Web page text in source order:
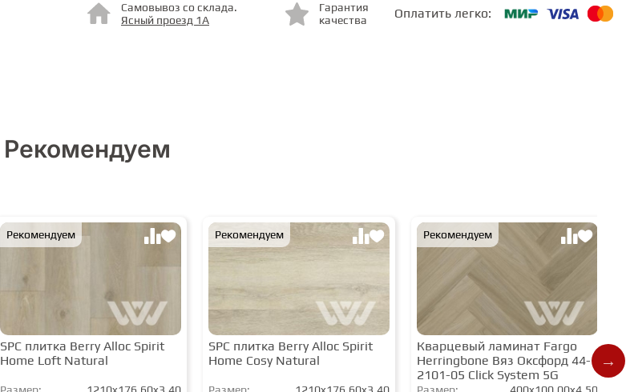
Самовывоз со склада.
Ясный проезд 1А
Гарантия
качества
Оплатить легко:
Рекомендуем
Рекомендуем
SPC плитка Berry Alloc Spirit
Home Loft Natural
Рекомендуем
SPC плитка Berry Alloc Spirit
Home Cosy Natural
Рекомендуем
Кварцевый ламинат Fargo
Herringbone Вяз Оксфорд 44-
2101-05 Click System 5G